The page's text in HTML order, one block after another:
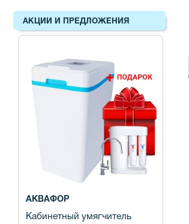
АКЦИИ И ПРЕДЛОЖЕНИЯ
АКВАФОР
Кабинетный умягчитель